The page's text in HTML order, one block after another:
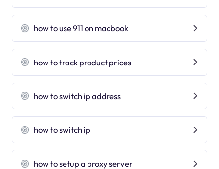
how to use 911 on macbook
how to track product prices
how to switch ip address
how to switch ip
how to setup a proxy server